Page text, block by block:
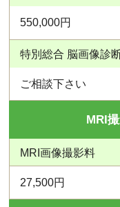
550,000円
特別総合 脳画像診
ご相談下さい
MRI
MRI画像撮影料
27,500円